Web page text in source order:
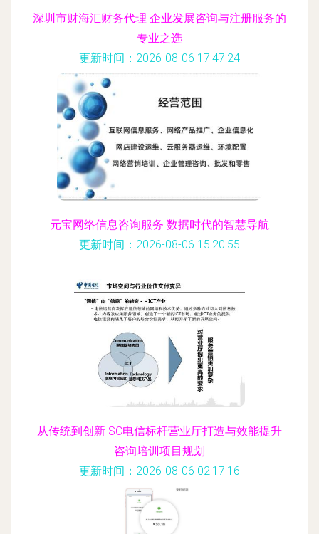
深圳市财海汇财务代理 企业发展咨询与注册服务的
专业之选
更新时间：2026-08-06 17:47:24
元宝网络信息咨询服务 数据时代的智慧导航
更新时间：2026-08-06 15:20:55
从传统到创新 SC电信标杆营业厅打造与效能提升
咨询培训项目规划
更新时间：2026-08-06 02:17:16